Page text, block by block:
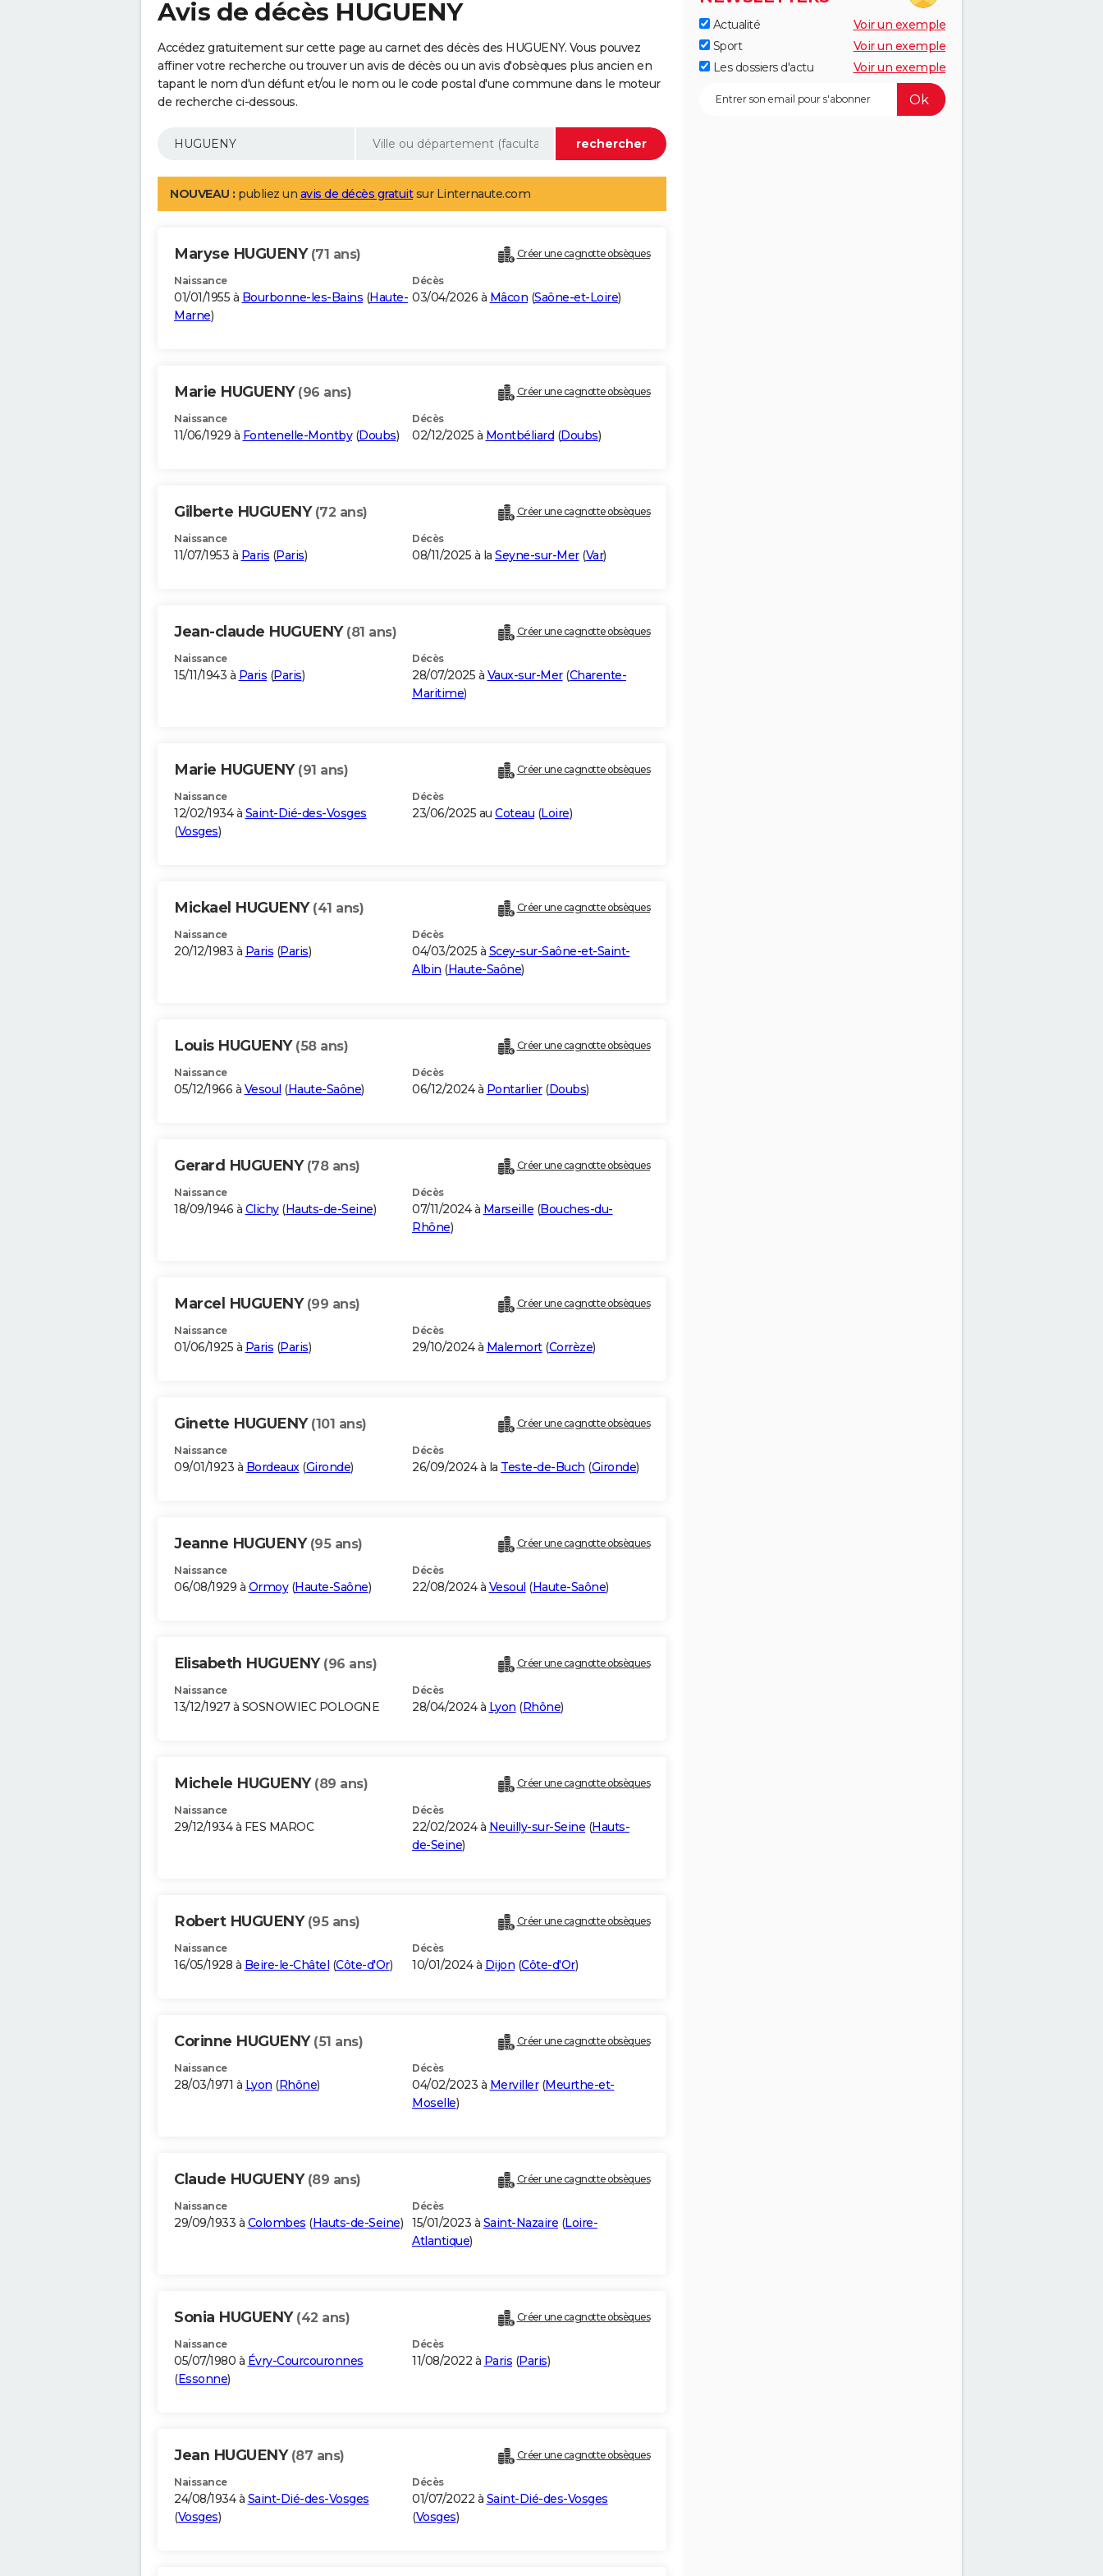
Avis de décès HUGUENY
Accédez gratuitement sur cette page au carnet des décès des HUGUENY. Vous pouvez
affiner votre recherche ou trouver un avis de décès ou un avis d'obsèques plus ancien en
tapant le nom d'un défunt et/ou le nom ou le code postal d'une commune dans le moteur
de recherche ci-dessous.
NOUVEAU : publiez un avis de décès gratuitsur Linternaute.com
Maryse HUGUENY (71 ans) Créer une cagnotte obsèques
Naissance
01/01/1955 à Bourbonne-les-Bains (Haute-
Marne)
Décès
03/04/2026 à Mâcon (Saône-et-Loire)
Marie HUGUENY (96 ans) Créer une cagnotte obsèques
Naissance
11/06/1929 à Fontenelle-Montby(Doubs)
Décès
02/12/2025 à Montbéliard (Doubs)
Gilberte HUGUENY (72 ans) Créer une cagnotte obsèques
Naissance
11/07/1953 à Paris (Paris)
Décès
08/11/2025 à la Seyne-sur-Mer(Var)
Jean-claude HUGUENY (81 ans) Créer une cagnotte obsèques
Naissance
15/11/1943 à Paris (Paris)
Décès
28/07/2025 à Vaux-sur-Mer(Charente-
Maritime)
Marie HUGUENY (91 ans) Créer une cagnotte obsèques
Naissance
12/02/1934 à Saint-Dié-des-Vosges
(Vosges)
Décès
23/06/2025 au Coteau (Loire)
Mickael HUGUENY (41 ans) Créer une cagnotte obsèques
Naissance
20/12/1983 à Paris (Paris)
Décès
04/03/2025 à Scey-sur-Saône-et-Saint-
Albin (Haute-Saône)
Louis HUGUENY (58 ans) Créer une cagnotte obsèques
Naissance
05/12/1966 à Vesoul (Haute-Saône)
Décès
06/12/2024 à Pontarlier(Doubs)
Gerard HUGUENY (78 ans) Créer une cagnotte obsèques
Naissance
18/09/1946 à Clichy(Hauts-de-Seine)
Décès
07/11/2024 à Marseille (Bouches-du-
Rhône)
Marcel HUGUENY (99 ans) Créer une cagnotte obsèques
Naissance
01/06/1925 à Paris (Paris)
Décès
29/10/2024 à Malemort(Corrèze)
Ginette HUGUENY (101 ans) Créer une cagnotte obsèques
Naissance
09/01/1923 à Bordeaux(Gironde)
Décès
26/09/2024 à la Teste-de-Buch (Gironde)
Jeanne HUGUENY (95 ans) Créer une cagnotte obsèques
Naissance
06/08/1929 à Ormoy(Haute-Saône)
Décès
22/08/2024 à Vesoul (Haute-Saône)
Elisabeth HUGUENY (96 ans) Créer une cagnotte obsèques
Naissance
13/12/1927 à SOSNOWIEC POLOGNE
Décès
28/04/2024 à Lyon (Rhône)
Michele HUGUENY (89 ans) Créer une cagnotte obsèques
Naissance
29/12/1934 à FES MAROC
Décès
22/02/2024 à Neuilly-sur-Seine (Hauts-
de-Seine)
Robert HUGUENY (95 ans) Créer une cagnotte obsèques
Naissance
16/05/1928 à Beire-le-Châtel (Côte-d'Or)
Décès
10/01/2024 à Dijon (Côte-d'Or)
Corinne HUGUENY (51 ans) Créer une cagnotte obsèques
Naissance
28/03/1971 à Lyon (Rhône)
Décès
04/02/2023 à Merviller(Meurthe-et-
Moselle)
Claude HUGUENY (89 ans) Créer une cagnotte obsèques
Naissance
29/09/1933 à Colombes (Hauts-de-Seine)
Décès
15/01/2023 à Saint-Nazaire (Loire-
Atlantique)
Sonia HUGUENY (42 ans) Créer une cagnotte obsèques
Naissance
05/07/1980 à Évry-Courcouronnes
(Essonne)
Décès
11/08/2022 à Paris (Paris)
Jean HUGUENY (87 ans) Créer une cagnotte obsèques
Naissance
24/08/1934 à Saint-Dié-des-Vosges
(Vosges)
Décès
01/07/2022 à Saint-Dié-des-Vosges
(Vosges)
Actualité
Voir un exemple
Sport
Voir un exemple
Les dossiers d'actu
Voir un exemple